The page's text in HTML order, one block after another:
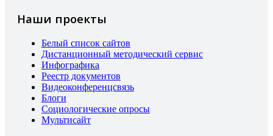
Наши проекты
Белый список сайтов
Дистанционный методический сервис
Инфографика
Реестр документов
Видеоконференцсвязь
Блоги
Социологические опросы
Мультисайт